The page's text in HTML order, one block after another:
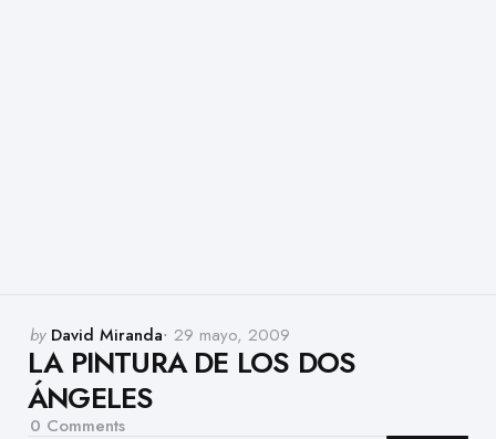
Posted
by
by David Miranda 29 mayo, 2009
LA PINTURA DE LOS DOS
ÁNGELES
0 Comments